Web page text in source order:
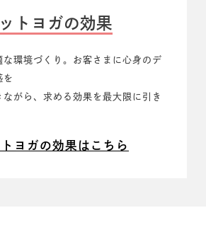
トヨガの効果
環境づくり。 お客さまに心身のデ
を
がら、求める効果を最大限に引き
ヨガの効果はこちら